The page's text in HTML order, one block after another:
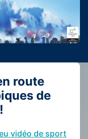
route
de
vidéo de sport